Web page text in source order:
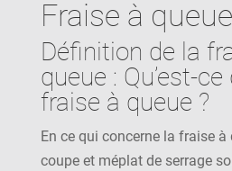
Fraise à queue
Définition de la
queue : Qu’est-ce
fraise à queue ?
En ce qui concerne la fraise
coupe et méplat de serrage